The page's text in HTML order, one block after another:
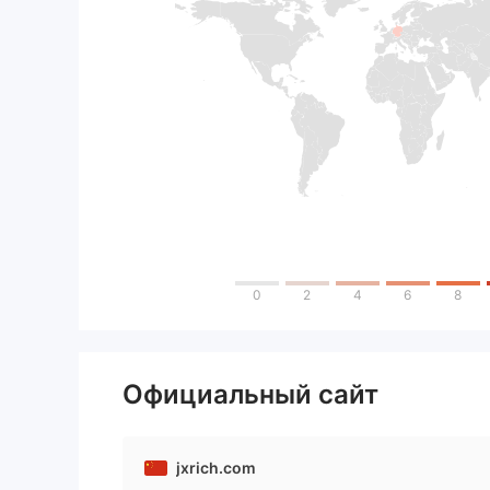
0 2 4 6 8
Официальный сайт
jxrich.com